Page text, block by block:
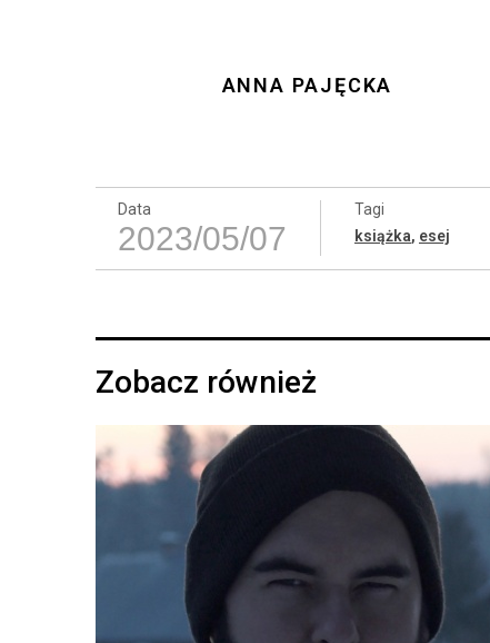
ANNA PAJĘCKA
Data
2023/05/07
Tagi
książka, esej
Zobacz również